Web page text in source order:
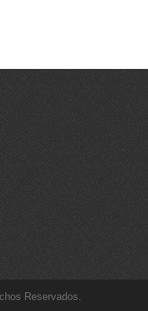
Reservados.